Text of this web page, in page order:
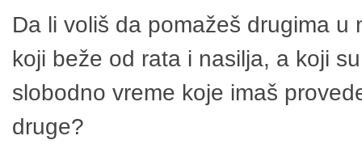
Da li voliš da pomažeš drugima
koji beže od rata i nasilja, a koji
slobodno vreme koje imaš
druge?